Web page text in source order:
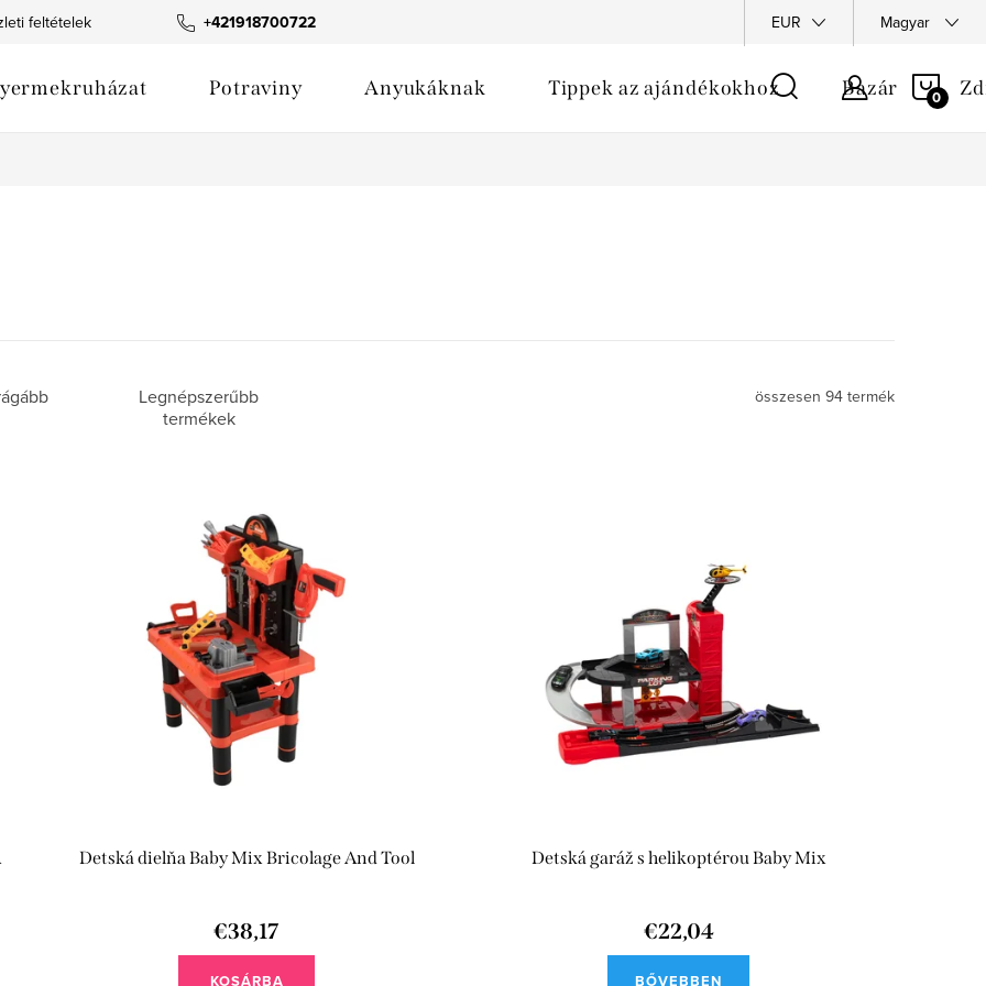
+421918700722
feltételek Termék fotógaléria Webáruház értékelése EUR Magyar
Potraviny Anyukáknak Tippek az ajándékokhoz Bazár
Legnépszerűbb
termékek
összesen 94 termék
Detská dielňa Baby Mix Bricolage And Tool
€38,17
KOSÁRBA
Detská garáž s helikoptérou Baby Mix
€22,04
BŐVEBBEN